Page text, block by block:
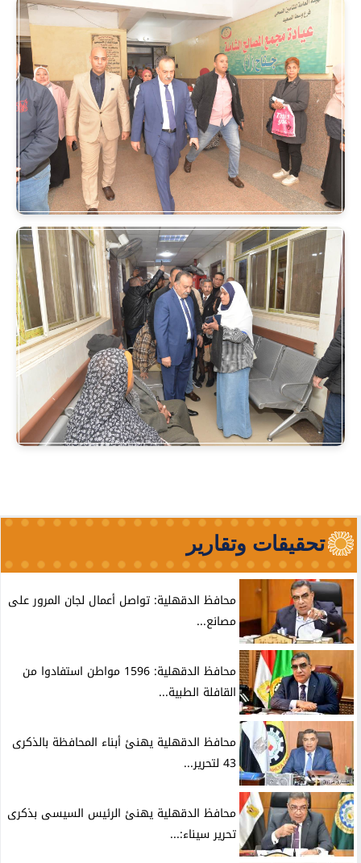
تحقيقات وتقارير
محافظ الدقهلية: تواصل أعمال لجان المرور على
مصانع...
محافظ الدقهلية: 1596 مواطن استفادوا من
القافلة الطبية...
محافظ الدقهلية يهنئ أبناء المحافظة بالذكرى
43 لتحرير...
محافظ الدقهلية يهنئ الرئيس السيسى بذكرى
تحرير سيناء:...